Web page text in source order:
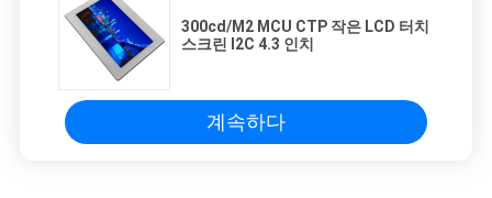
300cd/M2 MCU CTP 작은 LCD 터치
스크린 I2C 4.3 인치
계속하다